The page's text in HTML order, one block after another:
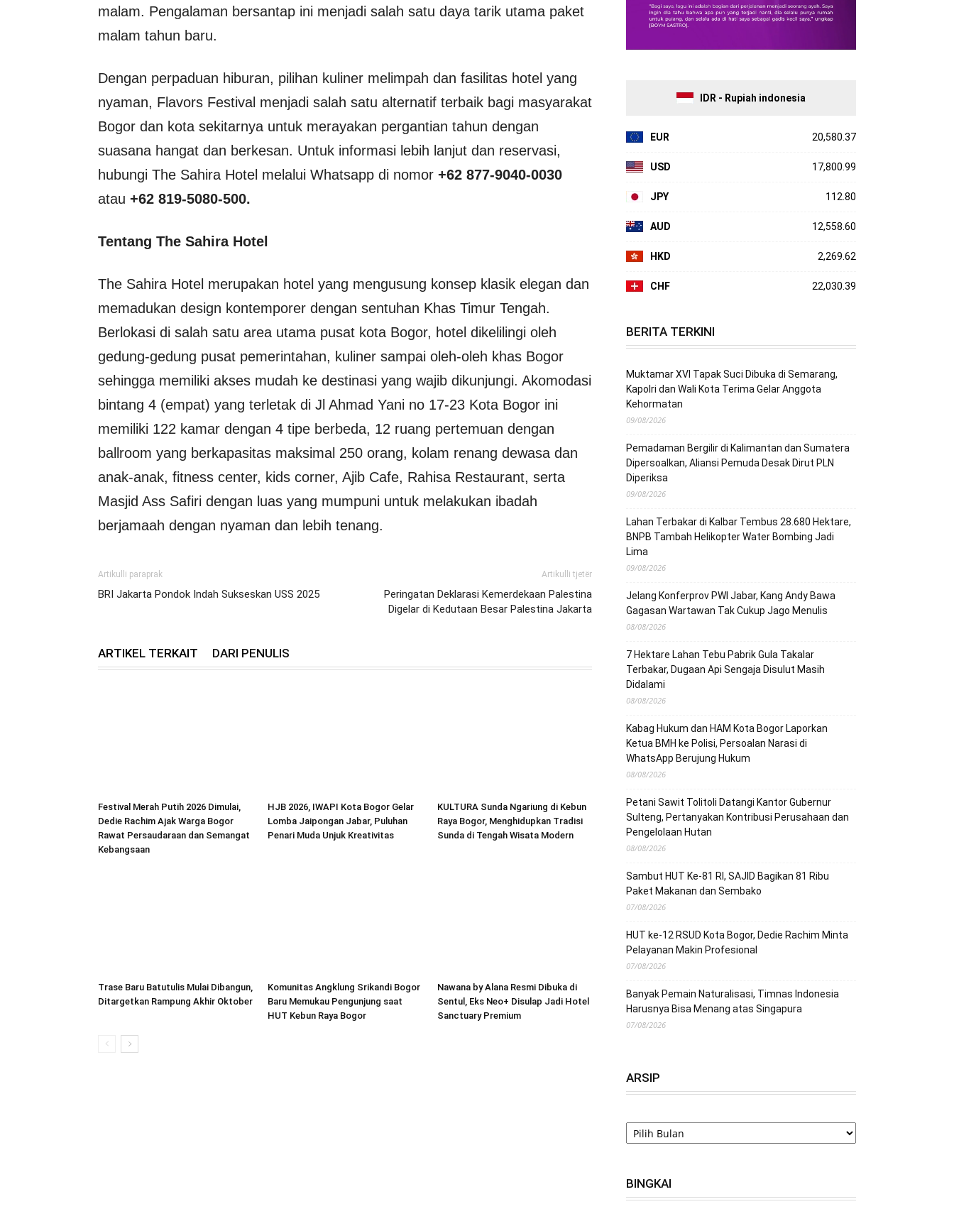
malam. Pengalaman bersantap ini menjadi salah satu daya tarik utama paket
malam tahun baru.
Dengan perpaduan hiburan, pilihan kuliner melimpah dan fasilitas hotel yang
nyaman, Flavors Festival menjadi salah satu alternatif terbaik bagi masyarakat
Bogor dan kota sekitarnya untuk merayakan pergantian tahun dengan
suasana hangat dan berkesan. Untuk informasi lebih lanjut dan reservasi,
hubungi The Sahira Hotel melalui Whatsapp di nomor +62 877-9040-0030
atau +62 819-5080-500.
Tentang The Sahira Hotel
The Sahira Hotel merupakan hotel yang mengusung konsep klasik elegan dan
memadukan design kontemporer dengan sentuhan Khas Timur Tengah.
Berlokasi di salah satu area utama pusat kota Bogor, hotel dikelilingi oleh
gedung-gedung pusat pemerintahan, kuliner sampai oleh-oleh khas Bogor
sehingga memiliki akses mudah ke destinasi yang wajib dikunjungi. Akomodasi
bintang 4 (empat) yang terletak di Jl Ahmad Yani no 17-23 Kota Bogor ini
memiliki 122 kamar dengan 4 tipe berbeda, 12 ruang pertemuan dengan
ballroom yang berkapasitas maksimal 250 orang, kolam renang dewasa dan
anak-anak, fitness center, kids corner, Ajib Cafe, Rahisa Restaurant, serta
Masjid Ass Safiri dengan luas yang mumpuni untuk melakukan ibadah
berjamaah dengan nyaman dan lebih tenang.
Artikulli paraprak
BRI Jakarta Pondok Indah Sukseskan USS 2025
Artikulli tjetër
Peringatan Deklarasi Kemerdekaan Palestina
Digelar di Kedutaan Besar Palestina Jakarta
ARTIKEL TERKAIT DARI PENULIS
Festival Merah Putih 2026 Dimulai,
Dedie Rachim Ajak Warga Bogor
Rawat Persaudaraan dan Semangat
Kebangsaan
HJB 2026, IWAPI Kota Bogor Gelar
Lomba Jaipongan Jabar, Puluhan
Penari Muda Unjuk Kreativitas
KULTURA Sunda Ngariung di Kebun
Raya Bogor, Menghidupkan Tradisi
Sunda di Tengah Wisata Modern
Trase Baru Batutulis Mulai Dibangun,
Ditargetkan Rampung Akhir Oktober
Komunitas Angklung Srikandi Bogor
Baru Memukau Pengunjung saat
HUT Kebun Raya Bogor
Nawana by Alana Resmi Dibuka di
Sentul, Eks Neo+ Disulap Jadi Hotel
Sanctuary Premium
IDR - Rupiah indonesia
EUR 20,580.37
USD 17,800.99
JPY 112.80
AUD 12,558.60
HKD 2,269.62
CHF 22,030.39
BERITA TERKINI
Muktamar XVI Tapak Suci Dibuka di Semarang,
Kapolri dan Wali Kota Terima Gelar Anggota
Kehormatan
09/08/2026
Pemadaman Bergilir di Kalimantan dan Sumatera
Dipersoalkan, Aliansi Pemuda Desak Dirut PLN
Diperiksa
09/08/2026
Lahan Terbakar di Kalbar Tembus 28.680 Hektare,
BNPB Tambah Helikopter Water Bombing Jadi
Lima
09/08/2026
Jelang Konferprov PWI Jabar, Kang Andy Bawa
Gagasan Wartawan Tak Cukup Jago Menulis
08/08/2026
7 Hektare Lahan Tebu Pabrik Gula Takalar
Terbakar, Dugaan Api Sengaja Disulut Masih
Didalami
08/08/2026
Kabag Hukum dan HAM Kota Bogor Laporkan
Ketua BMH ke Polisi, Persoalan Narasi di
WhatsApp Berujung Hukum
08/08/2026
Petani Sawit Tolitoli Datangi Kantor Gubernur
Sulteng, Pertanyakan Kontribusi Perusahaan dan
Pengelolaan Hutan
08/08/2026
Sambut HUT Ke-81 RI, SAJID Bagikan 81 Ribu
Paket Makanan dan Sembako
07/08/2026
HUT ke-12 RSUD Kota Bogor, Dedie Rachim Minta
Pelayanan Makin Profesional
07/08/2026
Banyak Pemain Naturalisasi, Timnas Indonesia
Harusnya Bisa Menang atas Singapura
07/08/2026
ARSIP
ARSIP
BINGKAI